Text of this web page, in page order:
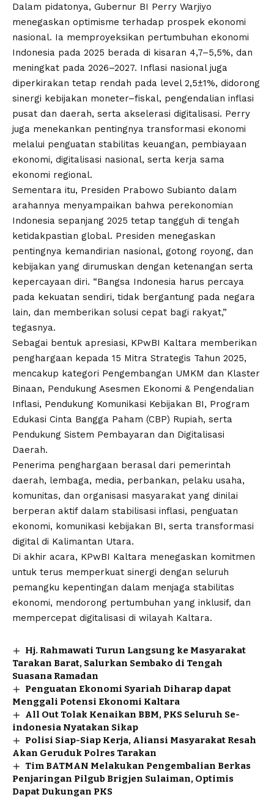
Dalam pidatonya, Gubernur BI Perry Warjiyo
menegaskan optimisme terhadap prospek ekonomi
nasional. Ia memproyeksikan pertumbuhan ekonomi
Indonesia pada 2025 berada di kisaran 4,7–5,5%, dan
meningkat pada 2026–2027. Inflasi nasional juga
diperkirakan tetap rendah pada level 2,5±1%, didorong
sinergi kebijakan moneter–fiskal, pengendalian inflasi
pusat dan daerah, serta akselerasi digitalisasi. Perry
juga menekankan pentingnya transformasi ekonomi
melalui penguatan stabilitas keuangan, pembiayaan
ekonomi, digitalisasi nasional, serta kerja sama
ekonomi regional.
Sementara itu, Presiden Prabowo Subianto dalam
arahannya menyampaikan bahwa perekonomian
Indonesia sepanjang 2025 tetap tangguh di tengah
ketidakpastian global. Presiden menegaskan
pentingnya kemandirian nasional, gotong royong, dan
kebijakan yang dirumuskan dengan ketenangan serta
kepercayaan diri. “Bangsa Indonesia harus percaya
pada kekuatan sendiri, tidak bergantung pada negara
lain, dan memberikan solusi cepat bagi rakyat,”
tegasnya.
Sebagai bentuk apresiasi, KPwBI Kaltara memberikan
penghargaan kepada 15 Mitra Strategis Tahun 2025,
mencakup kategori Pengembangan UMKM dan Klaster
Binaan, Pendukung Asesmen Ekonomi & Pengendalian
Inflasi, Pendukung Komunikasi Kebijakan BI, Program
Edukasi Cinta Bangga Paham (CBP) Rupiah, serta
Pendukung Sistem Pembayaran dan Digitalisasi
Daerah.
Penerima penghargaan berasal dari pemerintah
daerah, lembaga, media, perbankan, pelaku usaha,
komunitas, dan organisasi masyarakat yang dinilai
berperan aktif dalam stabilisasi inflasi, penguatan
ekonomi, komunikasi kebijakan BI, serta transformasi
digital di Kalimantan Utara.
Di akhir acara, KPwBI Kaltara menegaskan komitmen
untuk terus memperkuat sinergi dengan seluruh
pemangku kepentingan dalam menjaga stabilitas
ekonomi, mendorong pertumbuhan yang inklusif, dan
mempercepat digitalisasi di wilayah Kaltara.
Hj. Rahmawati Turun Langsung ke Masyarakat
Tarakan Barat, Salurkan Sembako di Tengah
Suasana Ramadan
Penguatan Ekonomi Syariah Diharap dapat
Menggali Potensi Ekonomi Kaltara
All Out Tolak Kenaikan BBM, PKS Seluruh Se-
indonesia Nyatakan Sikap
Polisi Siap-Siap Kerja, Aliansi Masyarakat Resah
Akan Geruduk Polres Tarakan
Tim BATMAN Melakukan Pengembalian Berkas
Penjaringan Pilgub Brigjen Sulaiman, Optimis
Dapat Dukungan PKS